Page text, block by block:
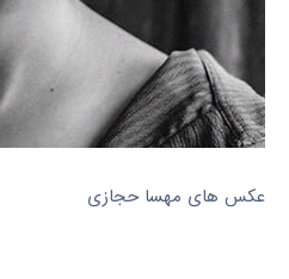
عکس های مهسا حجازی